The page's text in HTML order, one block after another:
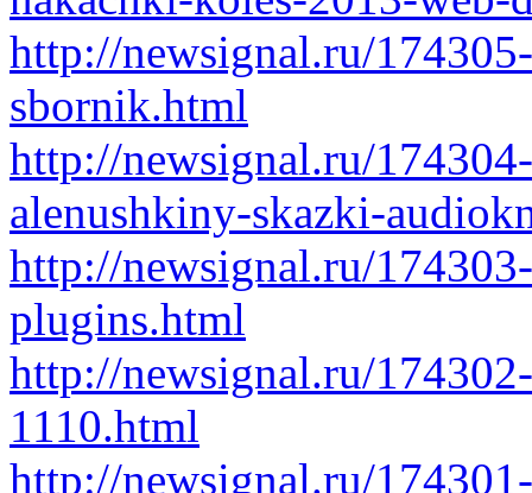
http://newsignal.ru/
sbornik.html
http://newsignal.ru/
alenushkiny-skazki-
http://newsignal.ru/
plugins.html
http://newsignal.ru/
1110.html
http://newsignal.ru/